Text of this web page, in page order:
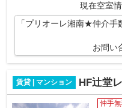
現在空室
「プリオーレ湘南★仲介手
お問い
賃貸 | マンション HF辻堂
仲手